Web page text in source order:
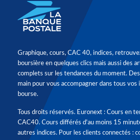
Graphique, cours, CAC 40, indices,
boursière en quelques clics mais aussi des
complets sur les tendances du moment.
main pour vous accompagner dans tous
bourse.
Tous droits réservés. Euronext : Cours en
CAC40. Cours différés d'au moins 15
autres indices. Pour les clients connectés :